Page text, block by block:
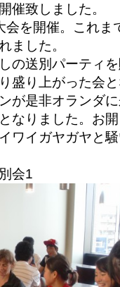
催致しました。
を開催。これま
ました。
の送別パーティ
盛り上がった会
が是非オランダ
なりました。お
ワイガヤガヤと
会1